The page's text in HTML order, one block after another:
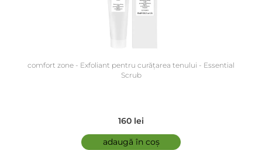
comfort zone - Exfoliant pentru curățarea tenului - Essential
Scrub
160 lei
adaugă în coș